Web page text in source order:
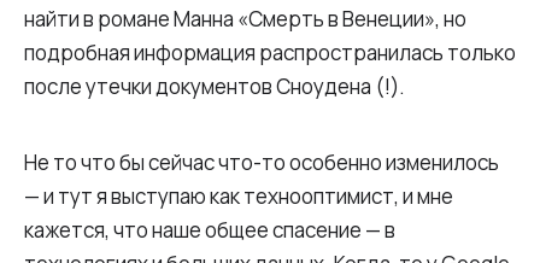
найти в романе Манна «Смерть в Венеции», но
подробная информация распространилась только
после утечки документов Сноудена (!).
Не то что бы сейчас что-то особенно изменилось
— и тут я выступаю как технооптимист, и мне
кажется, что наше общее спасение — в